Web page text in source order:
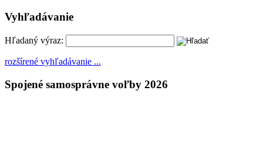
Vyhľadávanie
Hľadaný výraz:
rozšírené vyhľadávanie ...
Spojené samosprávne voľby 2026